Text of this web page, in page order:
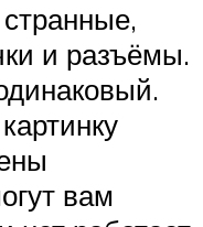
и разъёмы.
вам